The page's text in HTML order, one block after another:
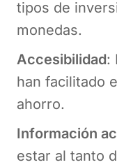
tipos de
monedas.
Accesibilidad:
han facilitado
ahorro.
Información
estar al tanto